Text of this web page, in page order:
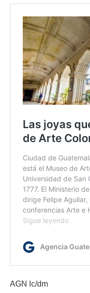
AGN lc/dm